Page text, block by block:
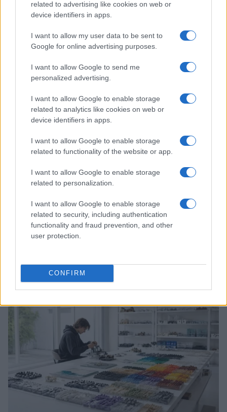
related to advertising like cookies on web or
device identifiers in apps.
I want to allow my user data to be sent to
Google for online advertising purposes.
I want to allow Google to send me
personalized advertising.
I want to allow Google to enable storage
related to analytics like cookies on web or
device identifiers in apps.
I want to allow Google to enable storage
related to functionality of the website or app.
I want to allow Google to enable storage
related to personalization.
I want to allow Google to enable storage
related to security, including authentication
functionality and fraud prevention, and other
user protection.
CONFIRM
Progettare un pop-up store nerd tra logistica, UX e
merchandising modulare
SHOPPING NERD
Andrea Conforti · 9 Ago 2026
SHOPPING NERD